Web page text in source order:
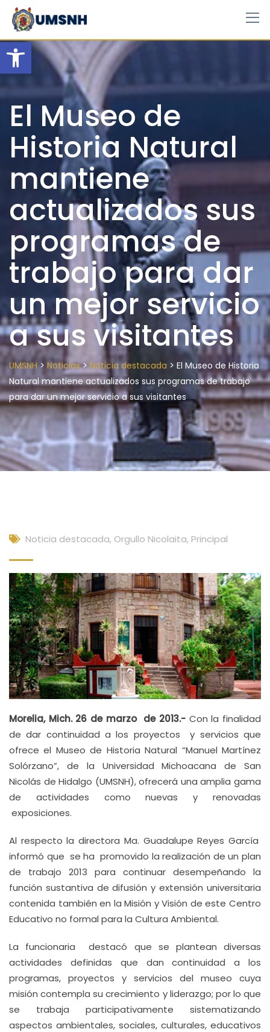
Open toolbar
Skip
content
El Museo de
Historia Natural
mantiene
actualizados sus
programas de
trabajo para dar
un mejor servicio
a sus visitantes
UMSNH> Noticias>Noticia destacada > El Museo de Historia
Natural mantiene actualizados sus programas de trabajo
para dar un mejor servicio a sus visitantes
Noticia destacada, Orgullo Nicolaita, Principal
Morelia, Mich. 26 de marzo de 2013.- Con la finalidad
de dar continuidad a los proyectos y servicios que
ofrece el Museo de Historia Natural “Manuel Martínez
Solórzano”, de la Universidad Michoacana de San
Nicolás de Hidalgo (UMSNH), ofrecerá una amplia gama
de actividades como nuevas y renovadas
exposiciones.
Al respecto la directora Ma. Guadalupe Reyes García
informó que se ha promovido la realización de un plan
de trabajo 2013 para continuar desempeñando la
función sustantiva de difusión y extensión universitaria
contenida también en la Misión y Visión de este Centro
Educativo no formal para la Cultura Ambiental.
La funcionaria destacó que se plantean diversas
actividades definidas que dan continuidad a los
programas, proyectos y servicios del museo cuya
misión contempla su crecimiento y liderazgo; por lo que
se trabaja participativamente sistematizando
aspectos ambientales, sociales, culturales, educativos